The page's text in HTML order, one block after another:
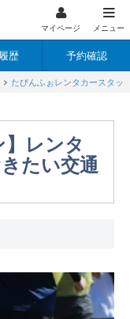
マイページ メニュー
歴 予約確認
たびんふぉレンタカースタッ
】レンタ
たい交通